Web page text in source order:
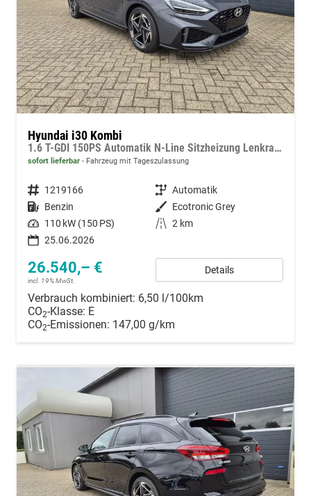
Hyundai i30 Kombi
1.6 T-GDI 150PS Automatik N-Line Sitzheizung Lenkradheizung Klimaautomatik Navi 10,3"-Touchscreen Bluelink Apple CarPlay + Android Auto PDC v+h Rückf.Kamera 18-LM
sofort lieferbar Fahrzeug mit Tageszulassung
Fahrzeugnummer 1219166 Getriebe Automatik
Kraftstoff Benzin Außenfarbe Ecotronic Grey
Leistung 110 kW (150 PS) Kilometerstand 2 km
25.06.2026
26.540,– €
incl. 19% MwSt.
Details
Verbrauch kombiniert: 6,50 l/100km
CO2-Klasse: E
CO2-Emissionen: 147,00 g/km